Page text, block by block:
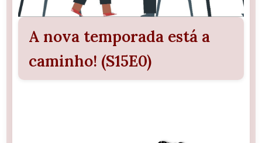
A nova temporada está a
caminho! (S15E0)